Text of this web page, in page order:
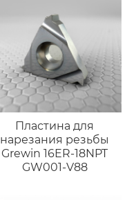
Пластина для
нарезания резьбы
Grewin 16ER-18NPT
GW001-V88